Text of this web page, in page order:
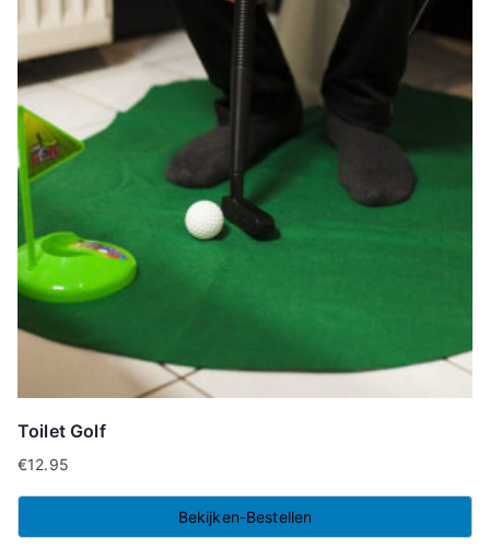
Toilet Golf
€12.95
Bekijken-Bestellen